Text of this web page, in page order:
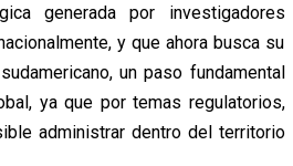
generada por investigadores
y que ahora busca su
un paso fundamental
ya que por temas regulatorios,
administrar dentro del territorio